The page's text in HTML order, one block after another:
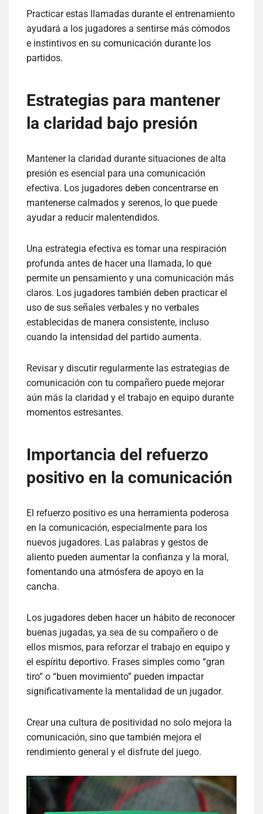
Practicar estas llamadas durante el entrenamiento
ayudará a los jugadores a sentirse más cómodos
e instintivos en su comunicación durante los
partidos.
Estrategias para mantener
la claridad bajo presión
Mantener la claridad durante situaciones de alta
presión es esencial para una comunicación
efectiva. Los jugadores deben concentrarse en
mantenerse calmados y serenos, lo que puede
ayudar a reducir malentendidos.
Una estrategia efectiva es tomar una respiración
profunda antes de hacer una llamada, lo que
permite un pensamiento y una comunicación más
claros. Los jugadores también deben practicar el
uso de sus señales verbales y no verbales
establecidas de manera consistente, incluso
cuando la intensidad del partido aumenta.
Revisar y discutir regularmente las estrategias de
comunicación con tu compañero puede mejorar
aún más la claridad y el trabajo en equipo durante
momentos estresantes.
Importancia del refuerzo
positivo en la comunicación
El refuerzo positivo es una herramienta poderosa
en la comunicación, especialmente para los
nuevos jugadores. Las palabras y gestos de
aliento pueden aumentar la confianza y la moral,
fomentando una atmósfera de apoyo en la
cancha.
Los jugadores deben hacer un hábito de reconocer
buenas jugadas, ya sea de su compañero o de
ellos mismos, para reforzar el trabajo en equipo y
el espíritu deportivo. Frases simples como “gran
tiro” o “buen movimiento” pueden impactar
significativamente la mentalidad de un jugador.
Crear una cultura de positividad no solo mejora la
comunicación, sino que también mejora el
rendimiento general y el disfrute del juego.